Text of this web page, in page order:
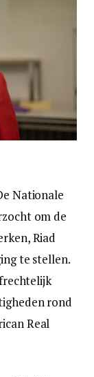
Nationale
om de
Riad
te stellen.
rond
Real